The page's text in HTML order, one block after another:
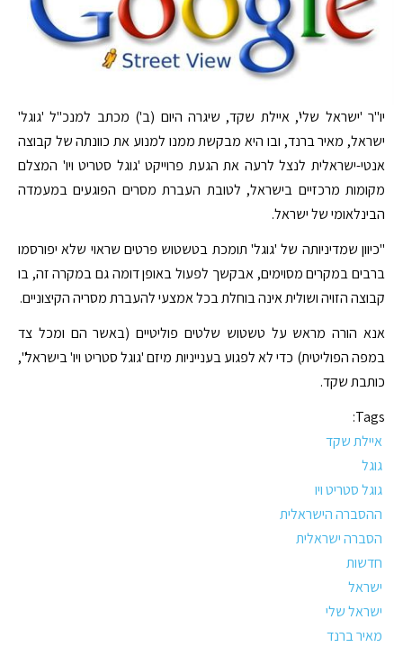
יו"ר 'ישראל שלי', איילת שקד, שיגרה היום (ב') מכתב למנכ"ל 'גוגל'
ישראל, מאיר ברנד, ובו היא מבקשת ממנו למנוע את כוונתה של קבוצה
אנטי-ישראלית לנצל לרעה את הגעת פרוייקט 'גוגל סטריט ויו' המצלם
מקומות מרכזיים בישראל, לטובת העברת מסרים הפוגעים במעמדה
הבינלאומי של ישראל.
"כיוון שמדיניותה של 'גוגל' תומכת בטשטוש פרטים שראוי שלא יפורסמו
ברבים במקרים מסוימים, אבקשך לפעול באופן דומה גם במקרה זה, בו
קבוצה הזויה ושולית אינה בוחלת בכל אמצעי להעברת מסריה הקיצוניים.
אנא הורה מראש על טשטוש שלטים פוליטיים (באשר הם ומכל צד
במפה הפוליטית) כדי לא לפגוע בענייניות מיזם 'גוגל סטריט ויו' בישראל",
כותבת שקד.
Tags:
איילת שקד
גוגל
גוגל סטריט ויו
ההסברה הישראלית
הסברה ישראלית
חדשות
ישראל
ישראל שלי
מאיר ברנד